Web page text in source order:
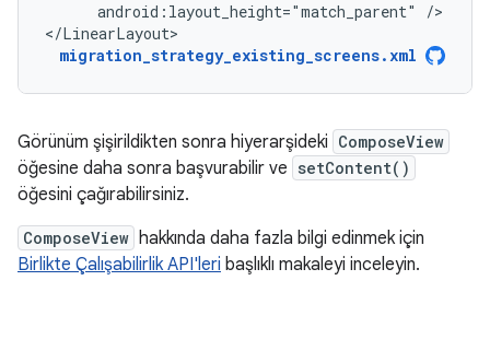
android:layout_height="match_parent"
/>
</LinearLayout>
migration_strategy_existing_screens.xml
Görünüm şişirildikten sonra hiyerarşideki ComposeView
öğesine daha sonra başvurabilir ve setContent()
öğesini çağırabilirsiniz.
ComposeView hakkında daha fazla bilgi edinmek için
Birlikte Çalışabilirlik API'leri başlıklı makaleyi inceleyin.